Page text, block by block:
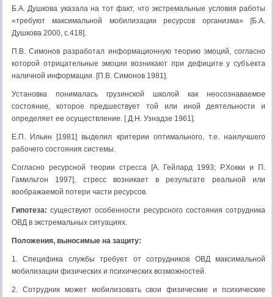
Б.А. Душкова указала на тот факт, что экстремальные условия работы
«требуют максимальной мобилизации ресурсов организма» [Б.А.
Душкова 2000, с.418].
П.В. Симонов разработал информационную теорию эмоций, согласно
которой отрицательные эмоции возникают при дефиците у субъекта
наличной информации. [П.В. Симонов 1981].
Установка понималась грузинской школой как неосознаваемое
состояние, которое предшествует той или иной деятельности и
определяет ее осуществление. [ Д.Н. Узнадзе 1961].
Е.П. Ильин [1981] выделил критерии оптимального, т.е. наилучшего
рабочего состояния системы.
Согласно ресурсной теории стресса [А. Гейлард 1993; Р.Хокки и П.
Гамильтон 1997], стресс возникает в результате реальной или
воображаемой потери части ресурсов.
Гипотеза:существуют особенности ресурсного состояния сотрудника
ОВД в экстремальных ситуациях.
Положения, выносимые на защиту:
1. Специфика службы требует от сотрудников ОВД максимальной
мобилизации физических и психических возможностей.
2. Сотрудник может мобилизовать свои физические и психические